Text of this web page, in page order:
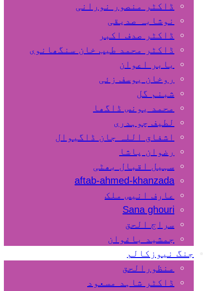
ڈاکٹر منصور نورانی
نوشابہ صدیقی
ڈاکٹر صدف اکبر
ڈاکٹر محمد طیب خان سنگھانوی
بابر اعوان
روخان یوسف زئی
شبنم گل
محمد یونس ڈاگھا
لطیف چوہدری
اشفاق اللہ جان ڈاگیوال
رضوان پاشا
سہیل اقبال بھٹی
aftab-ahmed-khanzada
عارف انیس ملک
Sana ghouri
سراج الحق
جمشید باغوان
جنگ نیوزکالم
منظورالحق
ڈاکٹر شاہد مسعود